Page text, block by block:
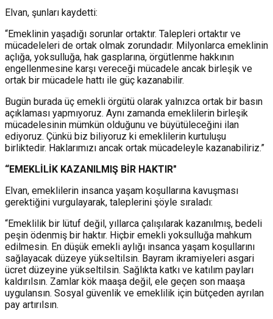
Elvan, şunları kaydetti:
“Emeklinin yaşadığı sorunlar ortaktır. Talepleri ortaktır ve
mücadeleleri de ortak olmak zorundadır. Milyonlarca emeklinin
açlığa, yoksulluğa, hak gasplarına, örgütlenme hakkının
engellenmesine karşı vereceği mücadele ancak birleşik ve
ortak bir mücadele hattı ile güç kazanabilir.
Bugün burada üç emekli örgütü olarak yalnızca ortak bir basın
açıklaması yapmıyoruz. Aynı zamanda emeklilerin birleşik
mücadelesinin mümkün olduğunu ve büyütüleceğini ilan
ediyoruz. Çünkü biz biliyoruz ki emeklilerin kurtuluşu
birliktedir. Haklarımızı ancak ortak mücadeleyle kazanabiliriz.”
“EMEKLİLİK KAZANILMIŞ BİR HAKTIR"
Elvan, emeklilerin insanca yaşam koşullarına kavuşması
gerektiğini vurgulayarak, taleplerini şöyle sıraladı:
“Emeklilik bir lütuf değil, yıllarca çalışılarak kazanılmış, bedeli
peşin ödenmiş bir haktır. Hiçbir emekli yoksulluğa mahkum
edilmesin. En düşük emekli aylığı insanca yaşam koşullarını
sağlayacak düzeye yükseltilsin. Bayram ikramiyeleri asgari
ücret düzeyine yükseltilsin. Sağlıkta katkı ve katılım payları
kaldırılsın. Zamlar kök maaşa değil, ele geçen son maaşa
uygulansın. Sosyal güvenlik ve emeklilik için bütçeden ayrılan
pay artırılsın.